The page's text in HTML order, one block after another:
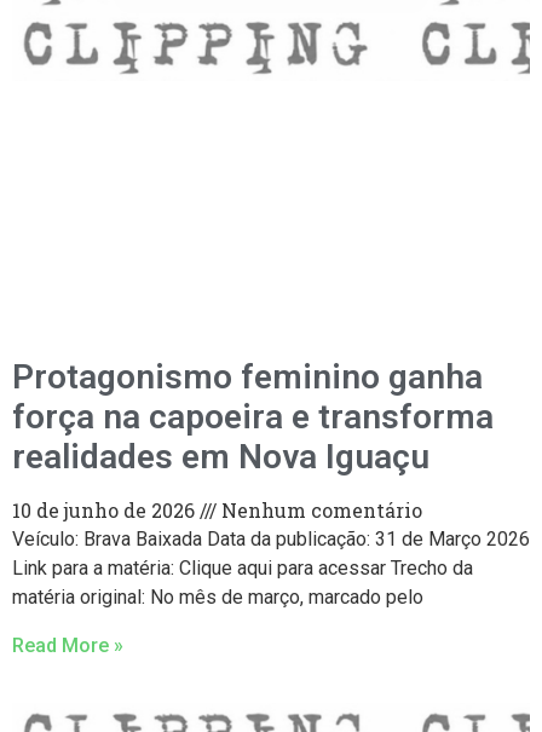
Protagonismo feminino ganha
força na capoeira e transforma
realidades em Nova Iguaçu
10 de junho de 2026 Nenhum comentário
Veículo: Brava Baixada Data da publicação: 31 de Março 2026
Link para a matéria: Clique aqui para acessar Trecho da
matéria original: No mês de março, marcado pelo
Read More »